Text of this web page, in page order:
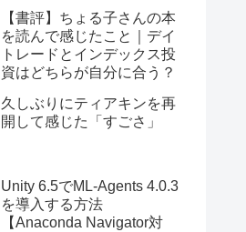
【書評】ちょる子さんの本
を読んで感じたこと｜デイ
トレードとインデックス投
資はどちらが自分に合う？
久しぶりにティアキンを再
開して感じた「すごさ」
Unity 6.5でML-Agents 4.0.3
を導入する方法
【Anaconda Navigator対